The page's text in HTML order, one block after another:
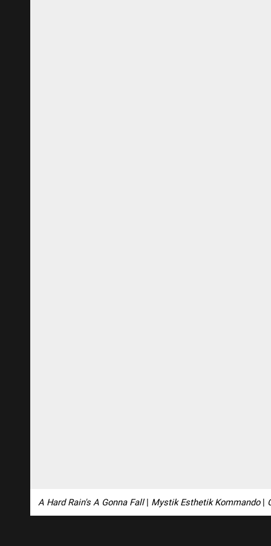
A Hard Rain's A Gonna Fall| Mystik Esthetik Kommando|